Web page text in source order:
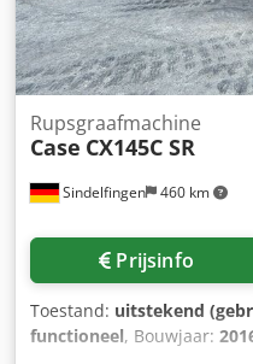
Sindelfingen 460 km
Rupsgraafmachine
Case CX145C SR
Prijsinfo
Toestand: uitstekend
functioneel, Bouwjaar: